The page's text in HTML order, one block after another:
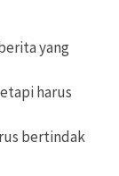
yang
harus
bertindak